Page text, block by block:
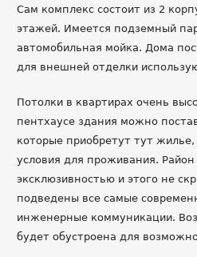
Сам комплекс состоит из 2
этажей. Имеется подземный
автомобильная мойка. Дома
для внешней отделки
Потолки в квартирах очень
пентхаусе здания можно
которые приобретут тут
условия для проживания. Район
эксклюзивностью и этого не
подведены все самые
инженерные коммуникации.
будет обустроена для